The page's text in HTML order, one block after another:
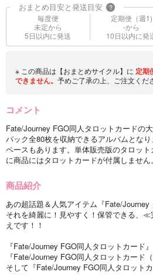
おまとめ目安と発送目安 ?
毎度便
未定から
5日以内に発送
定期便（週1)
-から
10日以内に発
※ この商品は【おまとめサイクル】に 定期
できません。 予めご了承の上、ご注文くだ
コメント
Fate/Journey FGO同人タロットカードの
パック全80枚を収納できるアルバムとな
ペースもあります。単体販売版のタロッ
に商品にはタロットカードが付属しません。
商品紹介
あの超話題＆人気アイテム『Fate/Journey
それを綺麗に！見やすく！保管できる、
えです！！
『Fate/Journey FGO同人タロットカード
『Fate/Journey FGO同人タロットカード
そして『Fate/Journey FGO同人タロット